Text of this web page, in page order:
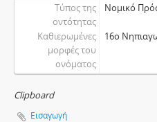
Τύπος της
οντότητας
Νομικό
Καθιερωμένες
μορφές του
ονόματος
16ο
Clipboard
Εισαγωγή